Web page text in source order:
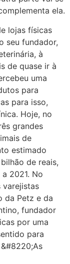
ela.
lojas físicas
seu fundador,
à
de quase ir à
uma
para
para isso,
Hoje, no
grandes
de
estimado
de reais,
2021. No
varejistas
da Petz e da
fundador
por uma
para